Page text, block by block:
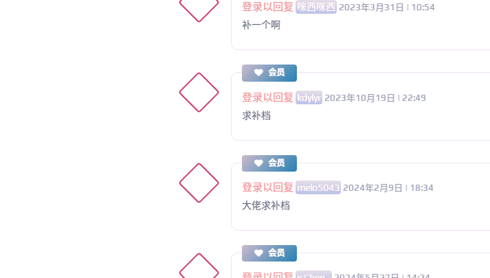
登录以回复 咪西咪西 2023年3月31日 | 10:54
补一个啊
会员
登录以回复 kdylyr 2023年10月19日 | 22:49
求补档
会员
登录以回复 melo5043 2024年2月9日 | 18:34
大佬求补档
会员